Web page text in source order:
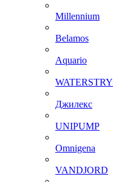
Millennium
Belamos
Aquario
WATERSTRY
Джилекс
UNIPUMP
Omnigena
VANDJORD